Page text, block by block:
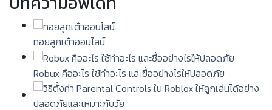
ทอยลูกเต๋าออนไลน์
Robux คืออะไร ใช้ทำอะไร และซื้ออย่างไรให้ปลอดภัย